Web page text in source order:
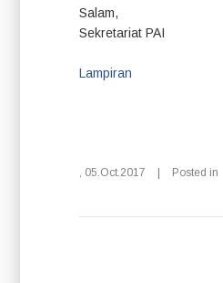
Salam,
Sekretariat PAI
Lampiran
, 05.Oct.2017 Posted in